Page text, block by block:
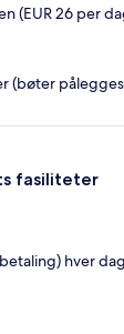
(EUR 26 per
(bøter
fasiliteter
hver